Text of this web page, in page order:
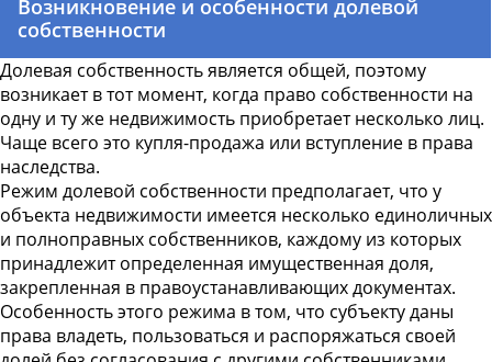
Возникновение и особенности долевой
собственности
Долевая собственность является общей, поэтому
возникает в тот момент, когда право собственности на
одну и ту же недвижимость приобретает несколько лиц.
Чаще всего это купля-продажа или вступление в права
наследства.
Режим долевой собственности предполагает, что у
объекта недвижимости имеется несколько единоличных
и полноправных собственников, каждому из которых
принадлежит определенная имущественная доля,
закрепленная в правоустанавливающих документах.
Особенность этого режима в том, что субъекту даны
права владеть, пользоваться и распоряжаться своей